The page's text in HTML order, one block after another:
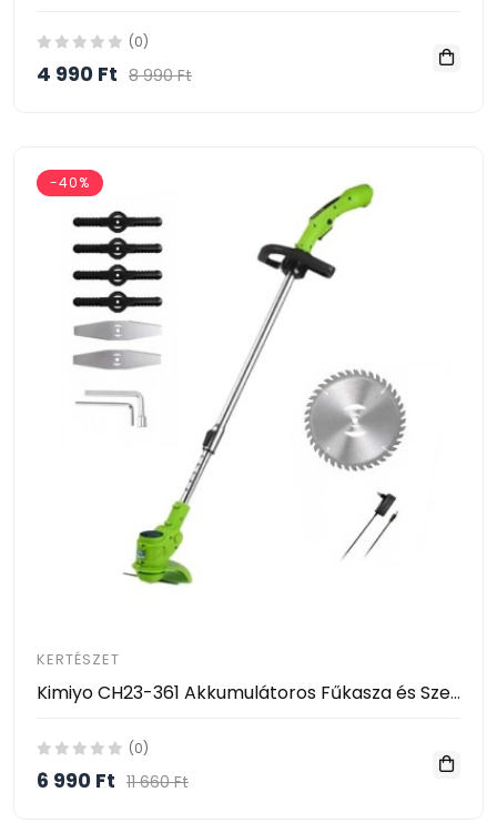
(0)
4 990 Ft 8 990 Ft
-40%
KERTÉSZET
Kimiyo CH23-361 Akkumulátoros Fűkasza és Szegélynyíró 24V – 2 Akkumulátorral
(0)
6 990 Ft 11 660 Ft